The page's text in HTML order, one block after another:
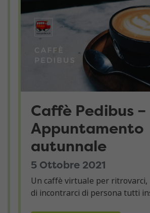
Caffè Pedibus –
Appuntamento
autunnale
5 Ottobre 2021
Un caffè virtuale per ritrovarci,
di incontrarci di persona tutti